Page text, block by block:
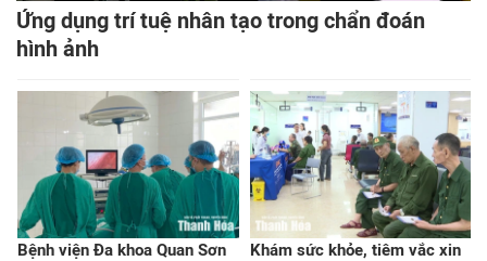
Ứng dụng trí tuệ nhân tạo trong chẩn đoán
hình ảnh
Bệnh viện Đa khoa Quan Sơn
Khám sức khỏe, tiêm vắc xin